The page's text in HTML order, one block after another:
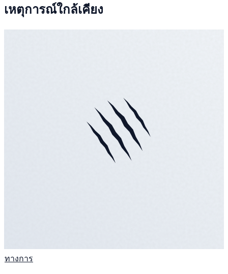
เหตุการณ์ใกล้เคียง
ทางการ